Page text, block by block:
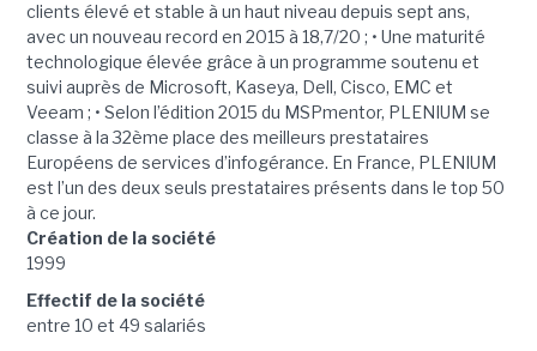
clients élevé et stable à un haut niveau depuis sept ans,
avec un nouveau record en 2015 à 18,7/20 ; • Une maturité
technologique élevée grâce à un programme soutenu et
suivi auprès de Microsoft, Kaseya, Dell, Cisco, EMC et
Veeam ; • Selon l’édition 2015 du MSPmentor, PLENIUM se
classe à la 32ème place des meilleurs prestataires
Européens de services d’infogérance. En France, PLENIUM
est l’un des deux seuls prestataires présents dans le top 50
à ce jour.
Création de la société
1999
Effectif de la société
entre 10 et 49 salariés